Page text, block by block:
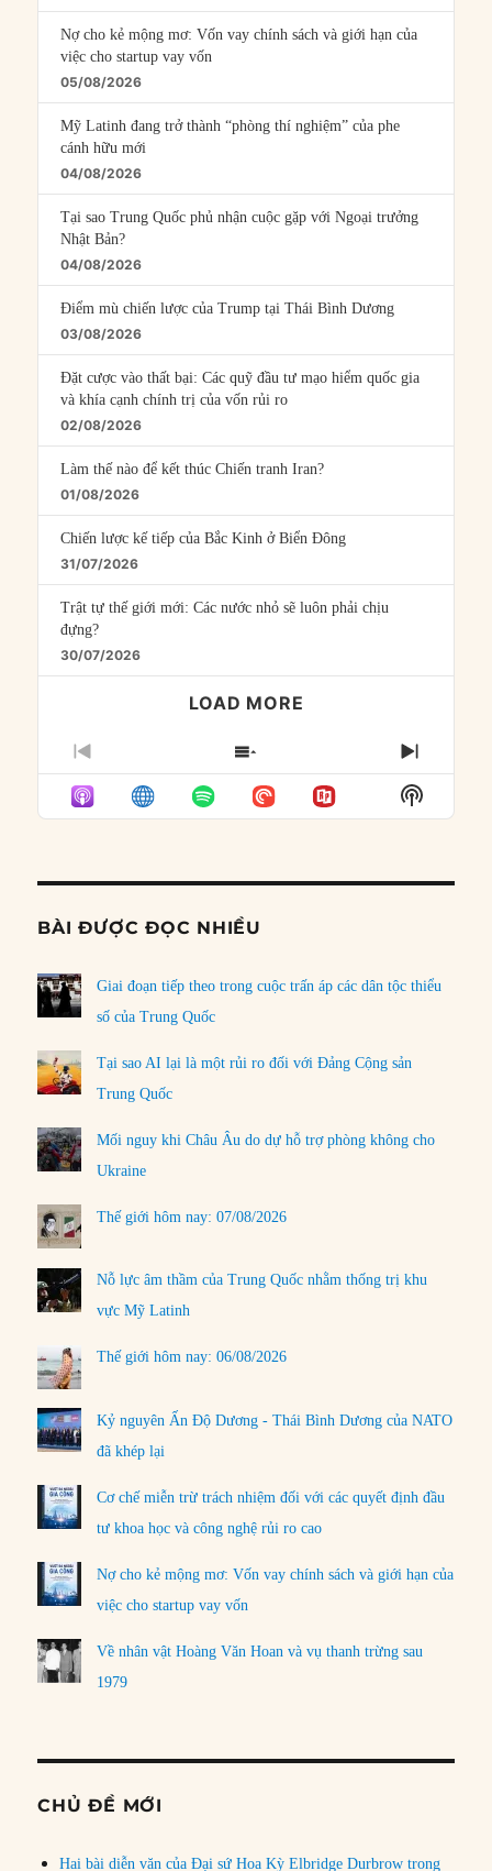
Nợ cho kẻ mộng mơ: Vốn vay chính sách và giới hạn của
việc cho startup vay vốn
05/08/2026
Mỹ Latinh đang trở thành “phòng thí nghiệm” của phe
cánh hữu mới
04/08/2026
Tại sao Trung Quốc phủ nhận cuộc gặp với Ngoại trưởng
Nhật Bản?
04/08/2026
Điểm mù chiến lược của Trump tại Thái Bình Dương
03/08/2026
Đặt cược vào thất bại: Các quỹ đầu tư mạo hiểm quốc gia
và khía cạnh chính trị của vốn rủi ro
02/08/2026
Làm thế nào để kết thúc Chiến tranh Iran?
01/08/2026
Chiến lược kế tiếp của Bắc Kinh ở Biển Đông
31/07/2026
Trật tự thế giới mới: Các nước nhỏ sẽ luôn phải chịu
đựng?
30/07/2026
LOAD MORE
PREVIOUS
EPISODE
SHOW
EPISODES
LIST
NEXT
Show
Podcast
BÀI ĐƯỢC ĐỌC NHIỀU
Giai đoạn tiếp theo trong cuộc trấn áp các dân tộc thiểu
số của Trung Quốc
Tại sao AI lại là một rủi ro đối với Đảng Cộng sản
Trung Quốc
Mối nguy khi Châu Âu do dự hỗ trợ phòng không cho
Ukraine
Thế giới hôm nay: 07/08/2026
Nỗ lực âm thầm của Trung Quốc nhằm thống trị khu
vực Mỹ Latinh
Thế giới hôm nay: 06/08/2026
Kỷ nguyên Ấn Độ Dương - Thái Bình Dương của NATO
đã khép lại
Cơ chế miễn trừ trách nhiệm đối với các quyết định đầu
tư khoa học và công nghệ rủi ro cao
Nợ cho kẻ mộng mơ: Vốn vay chính sách và giới hạn của
việc cho startup vay vốn
Về nhân vật Hoàng Văn Hoan và vụ thanh trừng sau
1979
CHỦ ĐỀ MỚI
Hai bài diễn văn của Đại sứ Hoa Kỳ Elbridge Durbrow trong